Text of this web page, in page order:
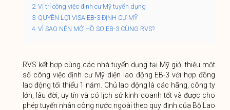
2 Vị trí công việc định cư Mỹ tuyển dụng
3 QUYỀN LỢI VISA EB-3 ĐỊNH CƯ MỸ
4 VÌ SAO NÊN MỞ HỒ SƠ EB-3 CÙNG RVS?
RVS kết hợp cùng các nhà tuyển dụng tại Mỹ giới thiệu một
số công việc định cư Mỹ diện lao động EB-3 với hợp đồng
lao động tối thiểu 1 năm. Chủ lao động là các hãng, công ty
lớn, lâu đời, uy tín và có lịch sử kinh doanh tốt và được cho
phép tuyển nhân công nước ngoài theo quy định của Bộ Lao